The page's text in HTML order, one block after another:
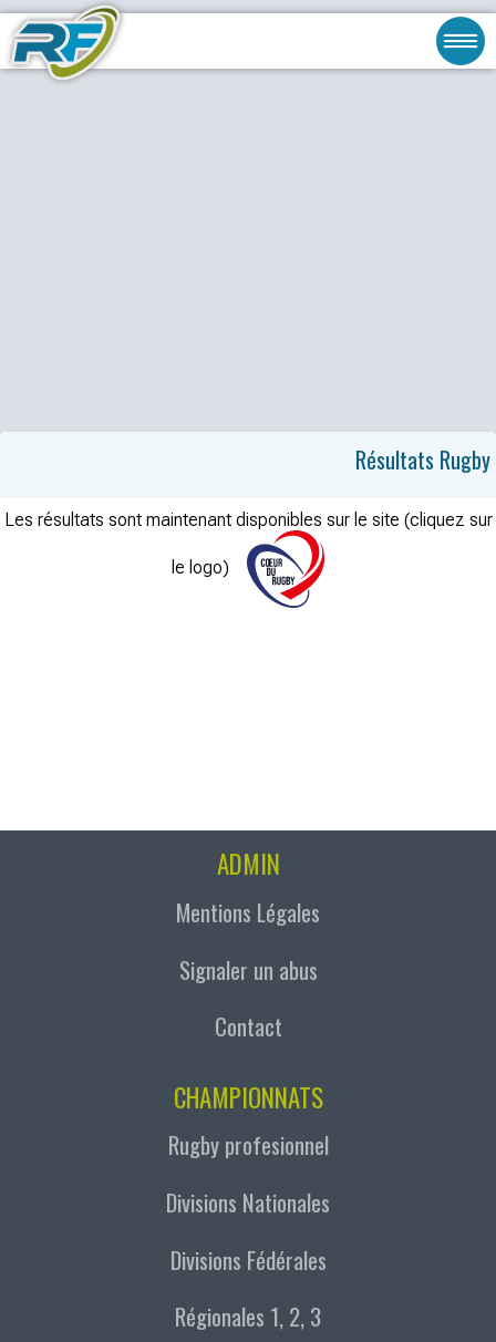
Résultats Rugby
Les résultats sont maintenant disponibles sur le site (cliquez sur
le logo)
ADMIN
Mentions Légales
Signaler un abus
Contact
CHAMPIONNATS
Rugby profesionnel
Divisions Nationales
Divisions Fédérales
Régionales 1, 2, 3